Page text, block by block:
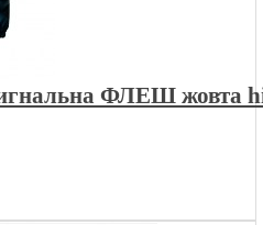
ФЛЕШ жовта